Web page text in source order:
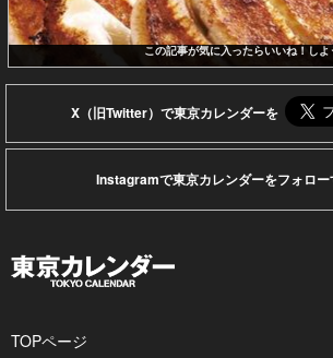
この記事が気に入ったらいいね！しよ
X（旧Twitter）で東京カレンダーを
Instagramで東京カレンダーをフォロー
TOPページ